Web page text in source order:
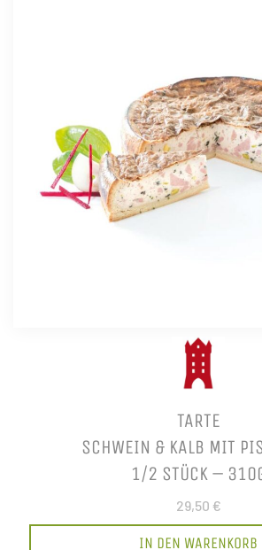
TARTE
SCHWEIN & KALB MIT
1/2 STÜCK –
29,50 €
IN DEN WARENKORB